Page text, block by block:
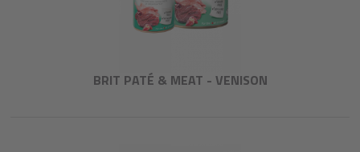
BRIT PATÉ & MEAT - VENISON